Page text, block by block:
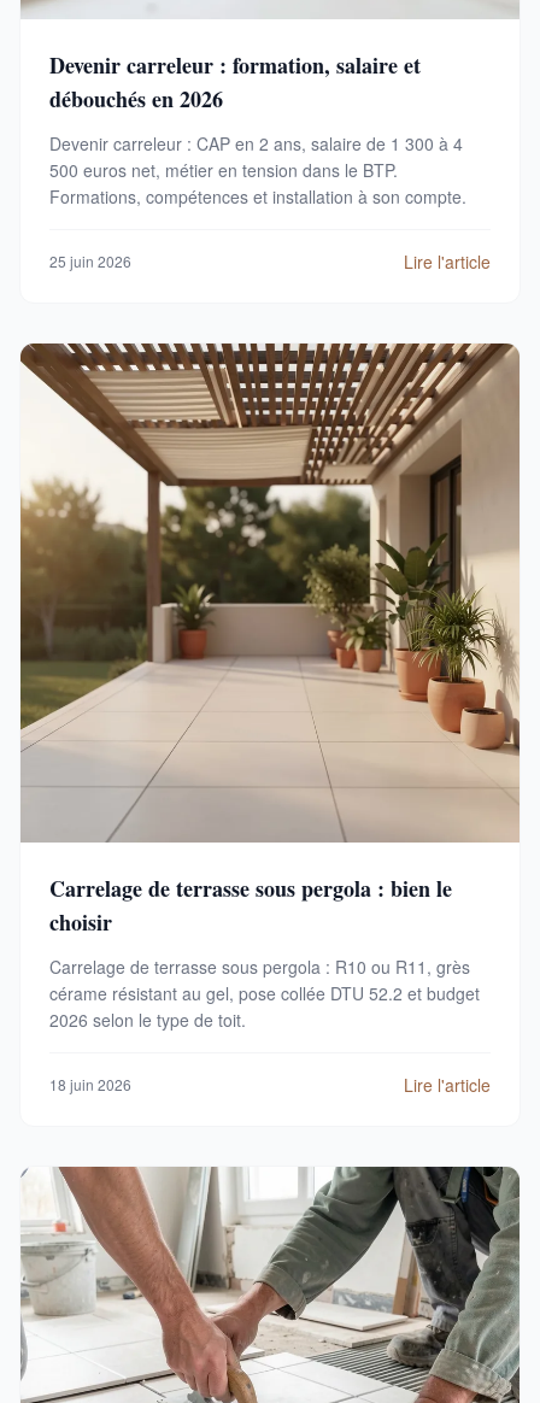
Devenir carreleur : formation, salaire et
débouchés en 2026
Devenir carreleur : CAP en 2 ans, salaire de 1 300 à 4
500 euros net, métier en tension dans le BTP.
Formations, compétences et installation à son compte.
25 juin 2026 Lire l'article
Carrelage de terrasse sous pergola : bien le
choisir
Carrelage de terrasse sous pergola : R10 ou R11, grès
cérame résistant au gel, pose collée DTU 52.2 et budget
2026 selon le type de toit.
18 juin 2026 Lire l'article